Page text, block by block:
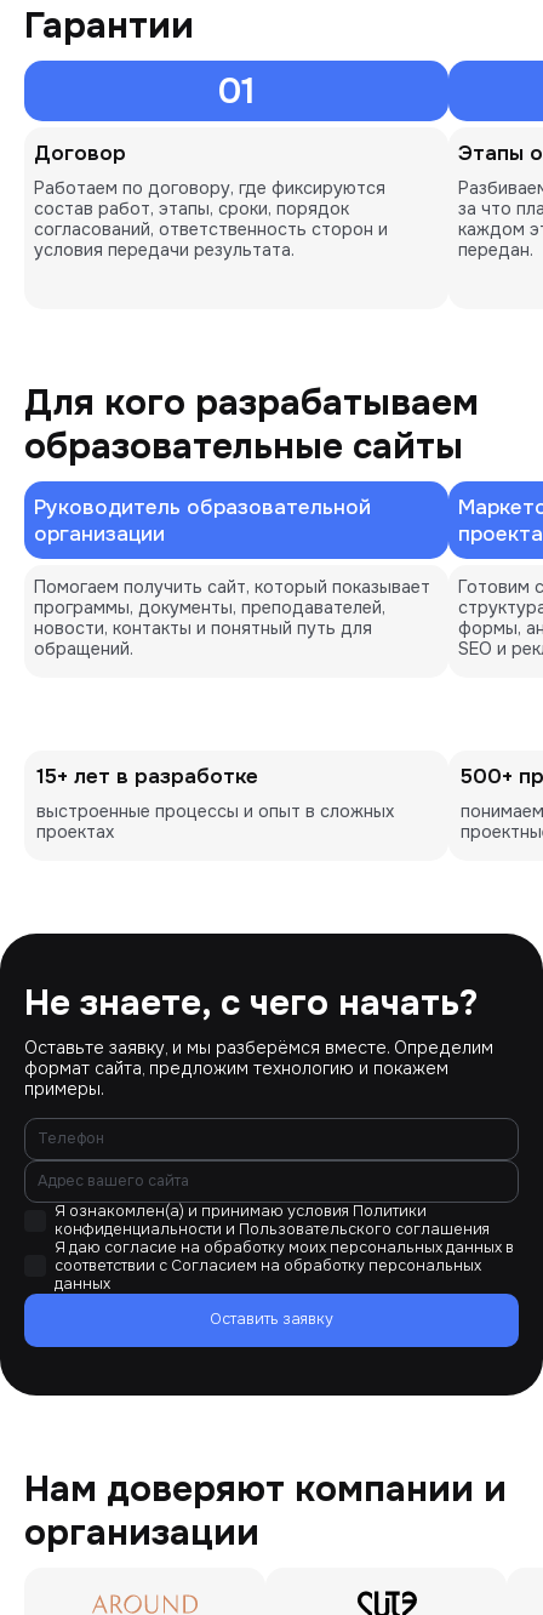
Гарантии
01
Договор
Работаем по договору, где фиксируются
состав работ, этапы, сроки, порядок
согласований, ответственность сторон и
условия передачи результата.
Этапы
за что
каждом
передан.
Для кого разрабатываем
образовательные сайты
Руководитель образовательной
организации
Помогаем получить сайт, который показывает
программы, документы, преподавателей,
новости, контакты и понятный путь для
обращений.
проекта
Готовим
формы,
SEO и
15+ лет в разработке
выстроенные процессы и опыт в сложных
проектах
500+
Не знаете, с чего начать?
Оставьте заявку, и мы разберёмся вместе. Определим
формат сайта, предложим технологию и покажем
примеры.
Я ознакомлен(а) и принимаю условия Политики
конфиденциальности и Пользовательского соглашения
Я даю согласие на обработку моих персональных данных в
соответствии с Согласием на обработку персональных
данных
Оставить заявку
Нам доверяют компании и
организации